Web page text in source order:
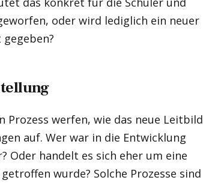
oder wird lediglich ein neuer
Prozess werfen, wie das neue Leitbild
auf. Wer war in die Entwicklung
Oder handelt es sich eher um eine
wurde? Solche Prozesse sind